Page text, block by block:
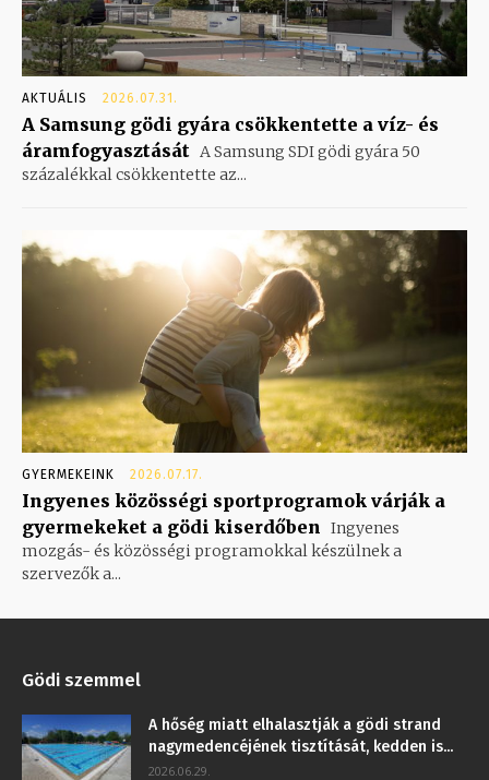
AKTUÁLIS 2026.07.31.
A Samsung gödi gyára csökkentette a víz- és
áramfogyasztását A Samsung SDI gödi gyára 50
százalékkal csökkentette az...
GYERMEKEINK 2026.07.17.
Ingyenes közösségi sportprogramok várják a
gyermekeket a gödi kiserdőben
Ingyenes
mozgás- és közösségi programokkal készülnek a
szervezők a...
Gödi szemmel
A hőség miatt elhalasztják a gödi strand
nagymedencéjének tisztítását, kedden is...
2026.06.29.